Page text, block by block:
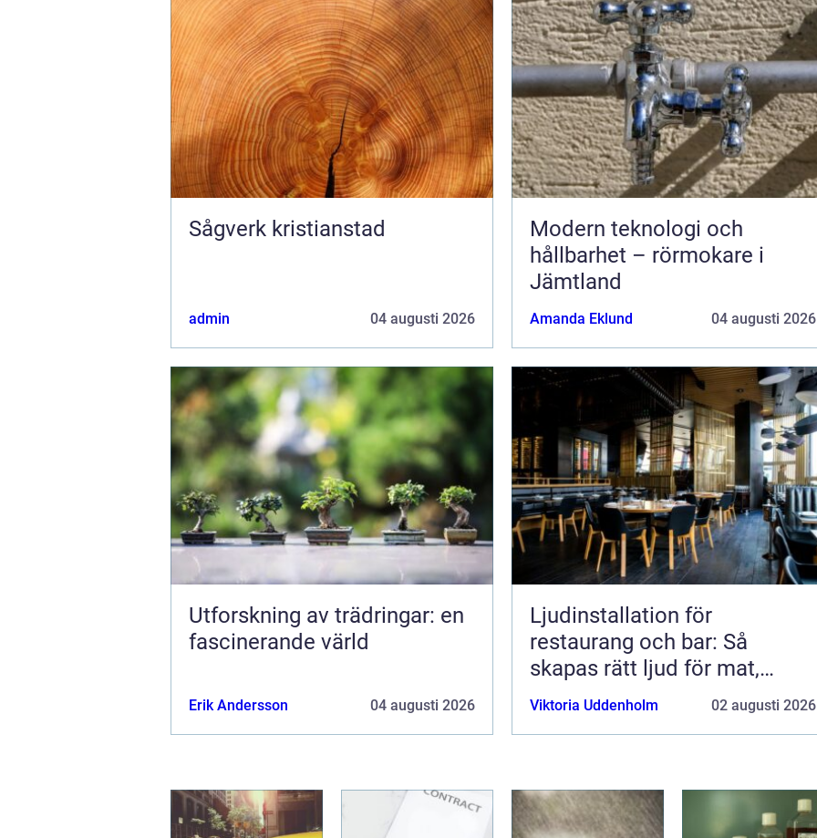
Sågverk kristianstad
admin 04 augusti 2026
Modern teknologi och
hållbarhet – rörmokare i
Jämtland
Amanda Eklund 04 augusti 2026
Utforskning av trädringar: en
fascinerande värld
Erik Andersson 04 augusti 2026
Ljudinstallation för
restaurang och bar: Så
skapas rätt ljud för mat,
dryck och stämning
Viktoria Uddenholm 02 augusti 2026